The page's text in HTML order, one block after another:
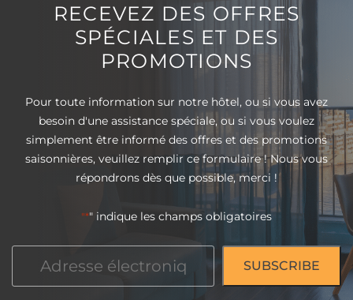
RECEVEZ DES OFFRES
SPÉCIALES ET DES
PROMOTIONS
Pour toute information sur notre hôtel, ou si vous avez
besoin d'une assistance spéciale, ou si vous voulez
simplement être informé des offres et des promotions
saisonnières, veuillez remplir ce formulaire ! Nous vous
répondrons dès que possible, merci !
"*" indique les champs obligatoires